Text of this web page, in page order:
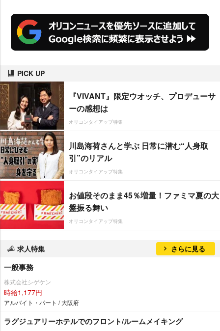
PICK UP
『VIVANT』限定ウオッチ、プロデューサ
ーの感想は
オリコンタイアップ特集
川島海荷さんと学ぶ 日常に潜む“人身取
引”のリアル
オリコンタイアップ特集
お値段そのまま45％増量！ファミマ夏の大
盤振る舞い
オリコンタイアップ特集
求人特集 さらに見る
一般事務
株式会社シゲケン
時給1,177円
アルバイト・パート / 大阪府
ラグジュアリーホテルでのフロント/ルームメイキング